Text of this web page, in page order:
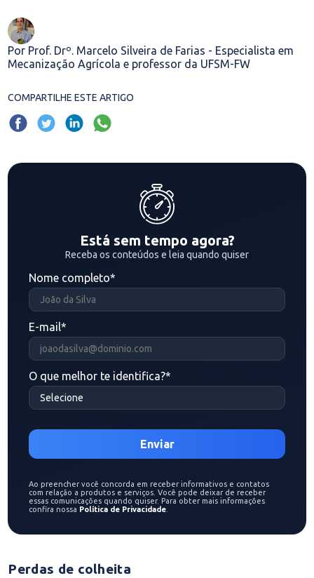
Por Prof. Drº. Marcelo Silveira de Farias - Especialista em
Mecanização Agrícola e professor da UFSM-FW
COMPARTILHE ESTE ARTIGO
Está sem tempo agora?
Receba os conteúdos e leia quando quiser
Nome completo*
E-mail*
O que melhor te identifica?*
Ao preencher você concorda em receber informativos e contatos
com relação a produtos e serviços. Você pode deixar de receber
essas comunicações quando quiser. Para obter mais informações
confira nossa Política de Privacidade
Perdas de colheita